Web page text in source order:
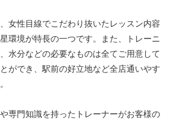
女性目線でこだわり抜いたレッスン内容
環境が特長の一つです。また、トレーニ
水分などの必要なものは全てご用意して
ができ、駅前の好立地など全店通いやす
専門知識を持ったトレーナーがお客様の